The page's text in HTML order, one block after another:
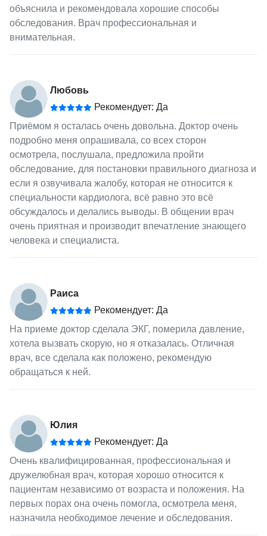
объяснила и рекомендовала хорошие способы
обследования. Врач профессиональная и
внимательная.
Любовь
Рекомендует: Да
Приёмом я осталась очень довольна. Доктор очень
подробно меня опрашивала, со всех сторон
осмотрела, послушала, предложила пройти
обследование, для постановки правильного диагноза и
если я озвучивала жалобу, которая не относится к
специальности кардиолога, всё равно это всё
обсуждалось и делались выводы. В общении врач
очень приятная и производит впечатление знающего
человека и специалиста.
Раиса
Рекомендует: Да
На приеме доктор сделала ЭКГ, померила давление,
хотела вызвать скорую, но я отказалась. Отличная
врач, все сделала как положено, рекомендую
обращаться к ней.
Юлия
Рекомендует: Да
Очень квалифицированная, профессиональная и
дружелюбная врач, которая хорошо относится к
пациентам независимо от возраста и положения. На
первых порах она очень помогла, осмотрела меня,
назначила необходимое лечение и обследования.